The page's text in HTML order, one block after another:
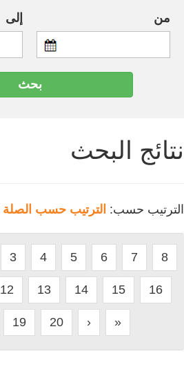
من إلى
نتائج البحث
الترتيب حسب: الترتيب حسب الصلة
3 4 5 6 7 8
12 13 14 15 16
19 20 › »